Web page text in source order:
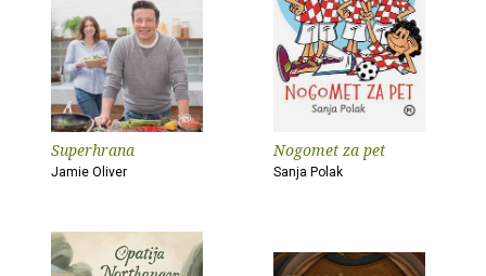
Superhrana
Jamie Oliver
Nogomet za pet
Sanja Polak